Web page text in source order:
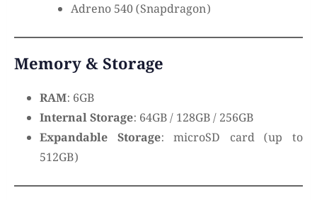
Adreno 540 (Snapdragon)
Memory & Storage
RAM: 6GB
Internal Storage: 64GB / 128GB / 256GB
Expandable Storage: microSD card (up to
512GB)